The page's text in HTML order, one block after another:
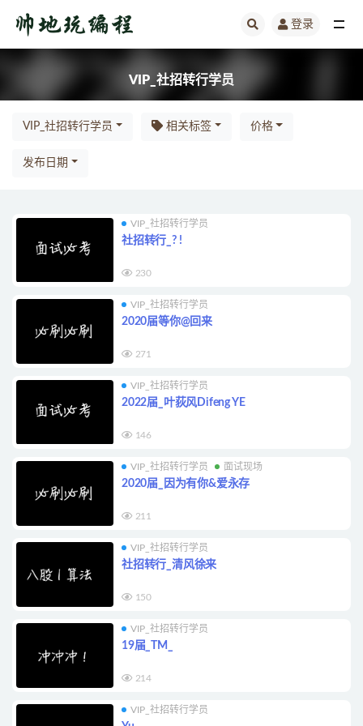
登录
VIP_社招转行学员
VIP_社招转行学员 相关标签 价格
发布日期
VIP_社招转行学员
社招转行_? !
230
VIP_社招转行学员
2020届等你@回来
271
VIP_社招转行学员
2022届_叶荻风Difeng YE
146
VIP_社招转行学员 面试现场
2020届_因为有你&爱永存
211
VIP_社招转行学员
社招转行_清风徐来
150
VIP_社招转行学员
19届_TM_
214
VIP_社招转行学员